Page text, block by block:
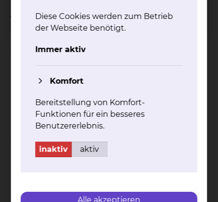
Weitere Informationen
Patientenverfügung
Ethische Fallbesprechung
Betreuungsverfügung
Vollmacht
Cookie Einstellungen
Diese Cookies werden zum Betrieb
der Webseite benötigt.
Immer aktiv
Komfort
Bereitstellung von Komfort-
Funktionen für ein besseres
Benutzererlebnis.
inaktiv aktiv
Alle akzeptieren